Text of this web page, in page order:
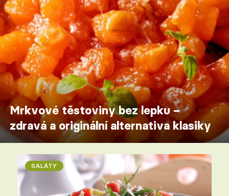
Mrkvové těstoviny bez lepku –
zdravá a originální alternativa klasiky
SALÁTY